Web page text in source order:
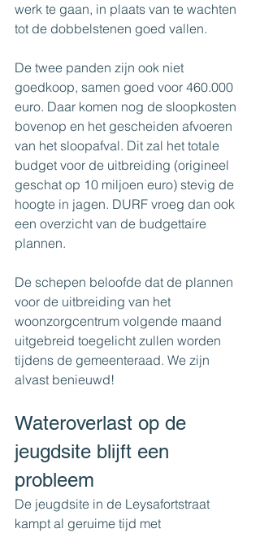
werk te gaan, in plaats van te wachten
tot de dobbelstenen goed vallen.
De twee panden zijn ook niet
goedkoop, samen goed voor 460.000
euro. Daar komen nog de sloopkosten
bovenop en het gescheiden afvoeren
van het sloopafval. Dit zal het totale
budget voor de uitbreiding (origineel
geschat op 10 miljoen euro) stevig de
hoogte in jagen. DURF vroeg dan ook
een overzicht van de budgettaire
plannen.
De schepen beloofde dat de plannen
voor de uitbreiding van het
woonzorgcentrum volgende maand
uitgebreid toegelicht zullen worden
tijdens de gemeenteraad. We zijn
alvast benieuwd!
Wateroverlast op de
jeugdsite blijft een
probleem
De jeugdsite in de Leysafortstraat
kampt al geruime tijd met